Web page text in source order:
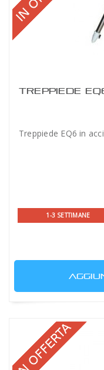
TREPPIEDE
Treppiede EQ6 in
1-3 SETTIMANE